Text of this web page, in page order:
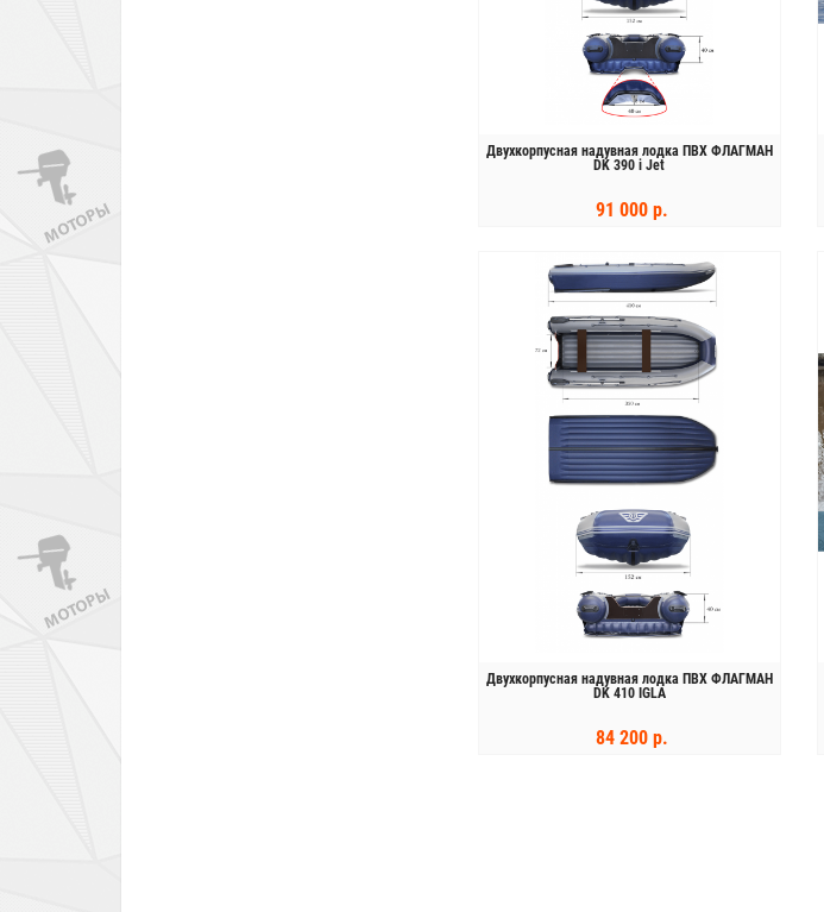
Двухкорпусная надувная лодка ПВХ ФЛАГМАН
DK 390 i Jet
91 000 р.
КУПИТЬ
Двухкорпусная надувная лодка ПВХ ФЛАГМАН
DK 410 IGLA
84 200 р.